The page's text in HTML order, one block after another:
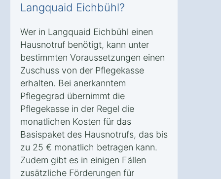
Langquaid Eichbühl?
Wer in Langquaid Eichbühl einen
Hausnotruf benötigt, kann unter
bestimmten Voraussetzungen einen
Zuschuss von der Pflegekasse
erhalten. Bei anerkanntem
Pflegegrad übernimmt die
Pflegekasse in der Regel die
monatlichen Kosten für das
Basispaket des Hausnotrufs, das bis
zu 25 € monatlich betragen kann.
Zudem gibt es in einigen Fällen
zusätzliche Förderungen für